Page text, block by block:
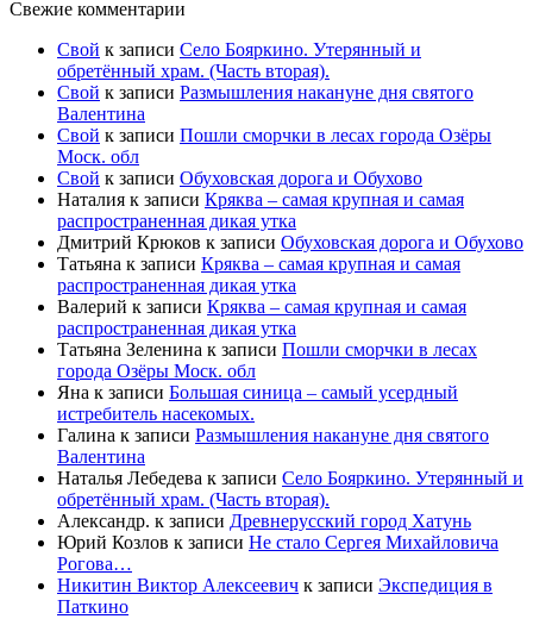
Свежие комментарии
Свой к записи Село Бояркино. Утерянный и
обретённый храм. (Часть вторая).
Свой к записи Размышления накануне дня святого
Валентина
Свой к записи Пошли сморчки в лесах города Озёры
Моск. обл
Свой к записи Обуховская дорога и Обухово
Наталия к записи Кряква – самая крупная и самая
распространенная дикая утка
Дмитрий Крюков к записи Обуховская дорога и Обухово
Татьяна к записи Кряква – самая крупная и самая
распространенная дикая утка
Валерий к записи Кряква – самая крупная и самая
распространенная дикая утка
Татьяна Зеленина к записи Пошли сморчки в лесах
города Озёры Моск. обл
Яна к записи Большая синица – самый усердный
истребитель насекомых.
Галина к записи Размышления накануне дня святого
Валентина
Наталья Лебедева к записи Село Бояркино. Утерянный и
обретённый храм. (Часть вторая).
Александр. к записи Древнерусский город Хатунь
Юрий Козлов к записи Не стало Сергея Михайловича
Рогова…
Никитин Виктор Алексеевич к записи Экспедиция в
Паткино